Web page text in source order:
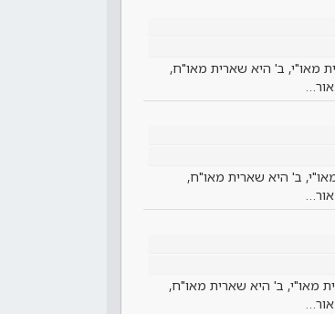
מאו"י, ב' היא שארית מאו"ח,
ב' היא שארית מאו"ח,
מאו"י, ב' היא שארית מאו"ח,